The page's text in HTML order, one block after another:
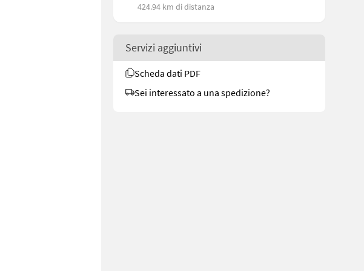
424.94 km di distanza
Servizi aggiuntivi
Scheda dati PDF
Sei interessato a una spedizione?